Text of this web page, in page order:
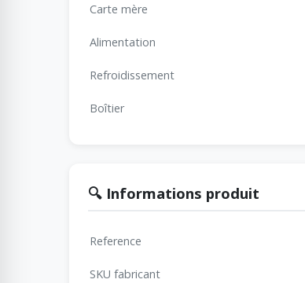
Carte mère
Alimentation
Refroidissement
Boîtier
🔍 Informations produit
Reference
SKU fabricant